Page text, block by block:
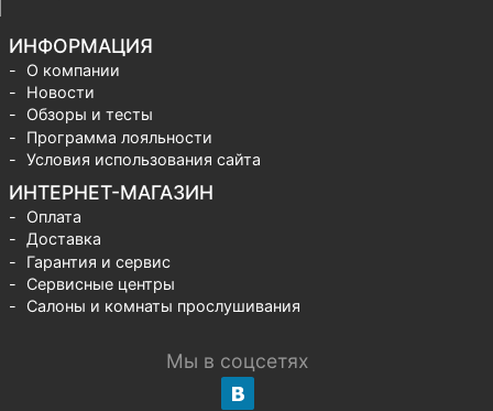
ИНФОРМАЦИЯ
О компании
Новости
Обзоры и тесты
Программа лояльности
Условия использования сайта
ИНТЕРНЕТ-МАГАЗИН
Оплата
Доставка
Гарантия и сервис
Сервисные центры
Салоны и комнаты прослушивания
Мы в соцсетях